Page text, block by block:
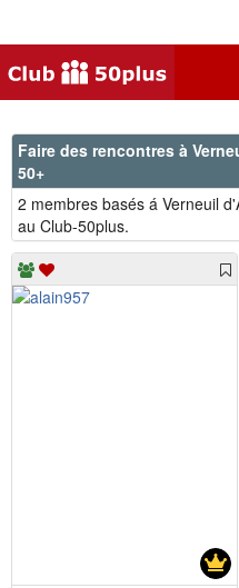
Faire des rencontres à
50+
2 membres basés á Verneuil
au Club-50plus.